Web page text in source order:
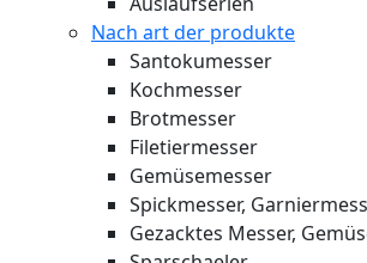
Nach art der produkte
Santokumesser
Kochmesser
Brotmesser
Filetiermesser
Gemüsemesser
Spickmesser,
Gezacktes Messer,